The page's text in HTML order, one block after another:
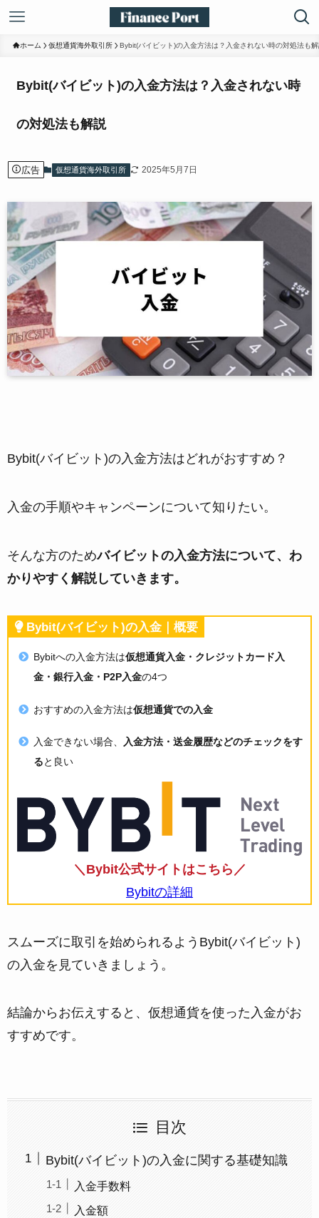
ホーム 仮想通貨海外取引所 Bybit(バイビット)の入金方法は？入金されない時の対処法も
Bybit(バイビット)の入金方法は？入金されない時
の対処法も解説
広告 仮想通貨海外取引所 2025年5月7日
Bybit(バイビット)の入金方法はどれがおすすめ？
入金の手順やキャンペーンについて知りたい。
そんな方のためバイビットの入金方法について、わ
かりやすく解説していきます。
Bybit(バイビット)の入金｜概要
Bybitへの入金方法は仮想通貨入金・クレジットカード入
金・銀行入金・P2P入金の4つ
おすすめの入金方法は仮想通貨での入金
入金できない場合、 入金方法・送金履歴などのチェックをす
ると良い
＼Bybit公式サイトはこちら／
Bybitの詳細
スムーズに取引を始められるようBybit(バイビット)
の入金を見ていきましょう。
結論からお伝えすると、仮想通貨を使った入金がお
すすめです。
目次
Bybit(バイビット)の入金に関する基礎知識
入金手数料
入金額